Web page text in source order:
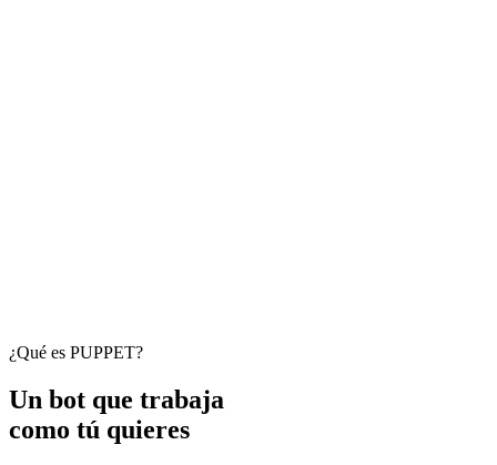
¿Qué es PUPPET?
Un bot que trabaja
como tú quieres